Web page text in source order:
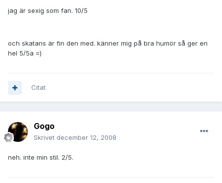
jag är sexig som fan. 10/5
och skatans är fin den med. känner mig på bra humör så ger en
hel 5/5a =)
Citat
Gogo
Skrivet december 12, 2008
neh. inte min stil. 2/5.